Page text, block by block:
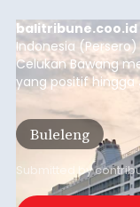
balitribune.coo.id
Indonesia
Celukan Bawang
yang positif hingga
dari arus kapal
Tonnage (GT),
dibandingkan
yang tercatat
Buleleng
Submitted by